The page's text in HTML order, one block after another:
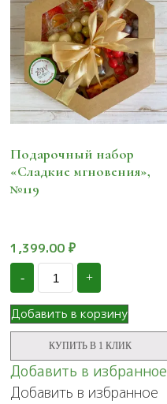
Подарочный набор
«Сладкие мгновения»,
№119
1,399.00 ₽
- Количество
Подарочный
набор
"Сладкие
мгновения",
№119
+
Добавить в корзину
КУПИТЬ В 1 КЛИК
Добавить в избранное
Добавить в избранное